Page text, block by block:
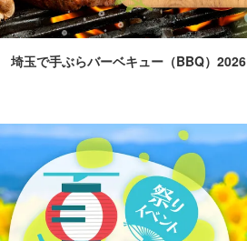
埼玉で手ぶらバーベキュー（BBQ）2026